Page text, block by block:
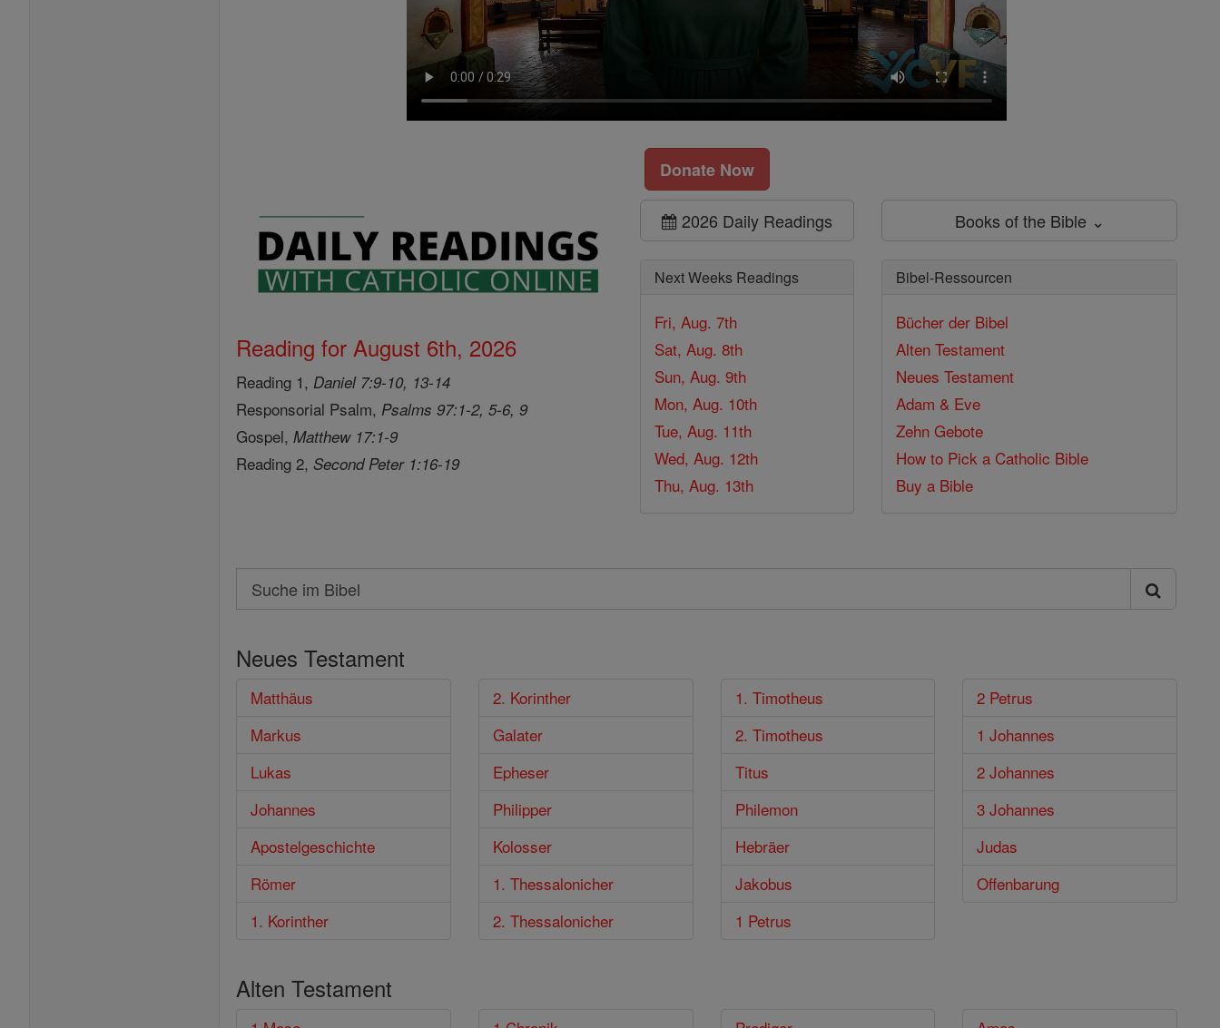
Donate Now
Reading for August 6th, 2026
Reading 1, Daniel 7:9-10, 13-14
Responsorial Psalm, Psalms 97:1-2, 5-6, 9
Gospel,Matthew 17:1-9
Reading 2,Second Peter 1:16-19
2026 Daily Readings
Next Weeks Readings
Fri, Aug. 7th
Sat, Aug. 8th
Sun, Aug. 9th
Mon, Aug. 10th
Tue, Aug. 11th
Wed, Aug. 12th
Thu, Aug. 13th
Books of the Bible ⌄
Bibel-Ressourcen
Bücher der Bibel
Alten Testament
Neues Testament
Adam & Eve
Zehn Gebote
How to Pick a Catholic Bible
Buy a Bible
Search
Suche
Bibel
Neues Testament
Matthäus
Markus
Lukas
Johannes
Apostelgeschichte
Römer
1. Korinther
2. Korinther
Galater
Epheser
Philipper
Kolosser
1. Thessalonicher
2. Thessalonicher
1. Timotheus
2. Timotheus
Titus
Philemon
Hebräer
Jakobus
1 Petrus
2 Petrus
1 Johannes
2 Johannes
3 Johannes
Judas
Offenbarung
Alten Testament